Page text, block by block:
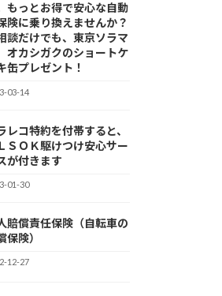
もっとお得で安心な自動
険に乗り換えませんか？
談だけでも、東京ソラマ
カシガクのショートケ
缶プレゼント！
03-14
レコ特約を付帯すると、
ＳＯＫ駆けつけ安心サー
が付きます
01-30
賠償責任保険（自転車の
保険）
12-27